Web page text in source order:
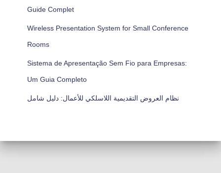
Guide Complet
Wireless Presentation System for Small Conference
Rooms
Sistema de Apresentação Sem Fio para Empresas:
Um Guia Completo
نظام العروض التقديمية اللاسلكي للأعمال: دليل شامل